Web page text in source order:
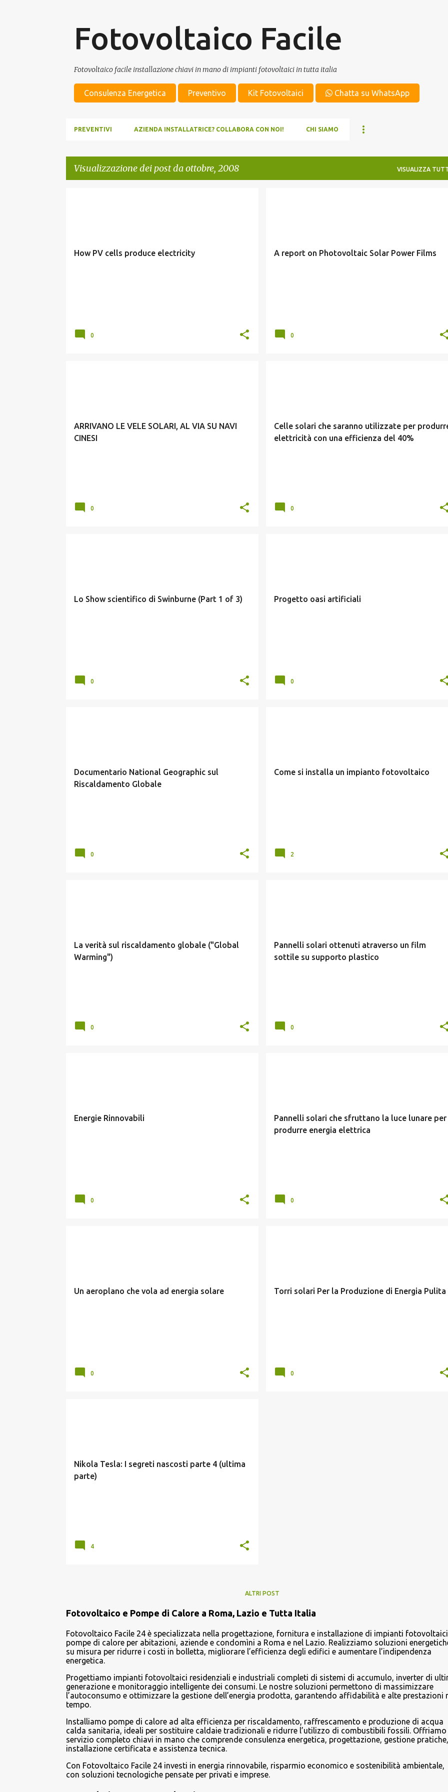
Fotovoltaico Facile
Fotovoltaico facile installazione chiavi in mano di impianti fotovoltaici in tutta italia
Consulenza Energetica Preventivo Kit Fotovoltaici Chatta su WhatsApp
PREVENTIVI AZIENDA INSTALLATRICE? COLLABORA CON NOI! CHI SIAMO
Visualizzazione dei post da ottobre, 2008 VISUALIZZA
How PV cells produce electricity
0
A report on Photovoltaic Solar Power Films
0
ARRIVANO LE VELE SOLARI, AL VIA SU NAVI
CINESI
0
Celle solari che saranno utilizzate per
elettricità con una efficienza del 40%
0
Lo Show scientifico di Swinburne (Part 1 of 3)
0
Progetto oasi artificiali
0
Documentario National Geographic sul
Riscaldamento Globale
0
Come si installa un impianto fotovoltaico
2
La verità sul riscaldamento globale ("Global
Warming")
0
Pannelli solari ottenuti atraverso un film
sottile su supporto plastico
0
Energie Rinnovabili
0
Pannelli solari che sfruttano la luce lunare per
produrre energia elettrica
0
Un aeroplano che vola ad energia solare
0
Torri solari Per la Produzione di Energia Pulita
0
Nikola Tesla: I segreti nascosti parte 4 (ultima
parte)
4
ALTRI POST
Fotovoltaico e Pompe di Calore a Roma, Lazio e Tutta Italia
Fotovoltaico Facile 24 è specializzata nella progettazione, fornitura e installazione di impianti
pompe di calore per abitazioni, aziende e condomìni a Roma e nel Lazio. Realizziamo soluzioni
su misura per ridurre i costi in bolletta, migliorare l’efficienza degli edifici e aumentare l’indipendenza
energetica.
Progettiamo impianti fotovoltaici residenziali e industriali completi di sistemi di accumulo, inverter di
generazione e monitoraggio intelligente dei consumi. Le nostre soluzioni permettono di massimizzare
l’autoconsumo e ottimizzare la gestione dell’energia prodotta, garantendo affidabilità e alte prestazioni
tempo.
Installiamo pompe di calore ad alta efficienza per riscaldamento, raffrescamento e produzione di acqua
calda sanitaria, ideali per sostituire caldaie tradizionali e ridurre l’utilizzo di combustibili fossili. Offriamo
servizio completo chiavi in mano che comprende consulenza energetica, progettazione, gestione pratiche,
installazione certificata e assistenza tecnica.
Con Fotovoltaico Facile 24 investi in energia rinnovabile, risparmio economico e sostenibilità ambientale,
con soluzioni tecnologiche pensate per privati e imprese.